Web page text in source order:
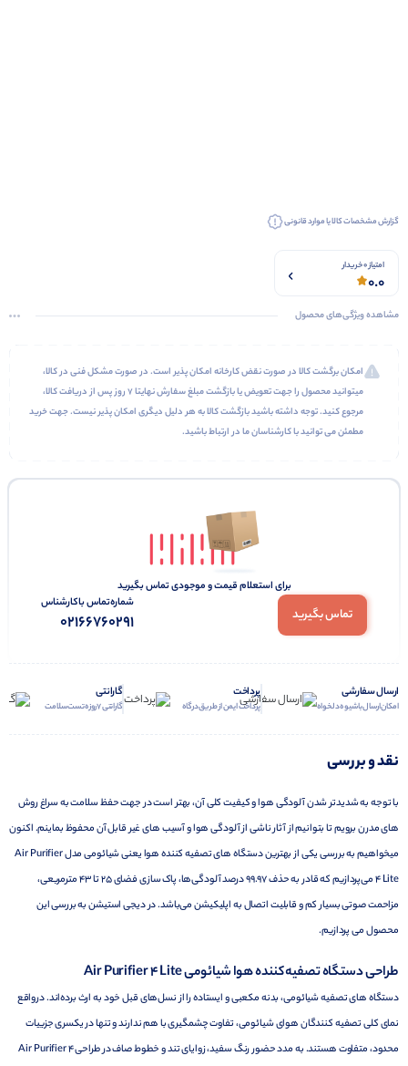
گزارش مشخصات کالا یا موارد قانونی
امتیاز 0 خریدار
0.0
مشاهده ویژگی‌های محصول
امکان برگشت کالا در صورت نقض کارخانه امکان پذیر است. در صورت مشکل فنی در کالا،
میتوانید محصول را جهت تعویض یا بازگشت مبلغ سفارش نهایتا 7 روز پس از دریافت کالا،
مرجوع کنید. توجه داشته باشید بازگشت کالا به هر دلیل دیگری امکان پذیر نیست. جهت خرید
مطمئن می توانید با کارشناسان ما در ارتباط باشید.
برای استعلام قیمت و موجودی تماس بگیرید
تماس بگیرید
شماره‌تماس‌ با‌کارشناس
02166760291
ارسال سفارشی
امکان ارسال با شیوه دلخواه
پرداخت
پرداخت ایمن از طریق درگاه
گارانتی
گارانتی 7 روزه تست سلامت
نقد و بررسی
با توجه به شدیدتر شدن آلودگی هوا و کیفیت کلی آن، بهتر است در جهت حفظ سلامت به سراغ روش
های مدرن برویم تا بتوانیم از آثار ناشی از آلودگی هوا و آسیب های غیر قابل آن محفوظ بماینم. اکنون
میخواهیم به بررسی یکی از بهترین دستگاه های تصفیه کننده هوا یعنی شیائومی مدل Air Purifier
4 Lite می‌پردازیم که قادر به حذف 99.97 درصد آلودگی‌ها، پاک سازی فضای 25 تا 43 مترمربعی،
مزاحمت صوتی بسیار کم و قابلیت اتصال به اپلیکیشن می‌باشد. در دیجی استیشن به بررسی این
محصول می پردازیم.
طراحی دستگاه تصفیه کننده هوا شیائومی Air Purifier 4 Lite
دستگاه های تصفیه شیائومی، بدنه مکعبی و ایستاده را از نسل‌های قبل خود به ارث برده‌اند. درواقع
نمای کلی تصفیه کنندگان هوای شیائومی، تفاوت چشمگیری با هم ندارند و تنها در یکسری جزییات
محدود، متفاوت هستند. به مدد حضور رنگ سفید، زوایای تند و خطوط صاف در طراحی Air Purifier 4